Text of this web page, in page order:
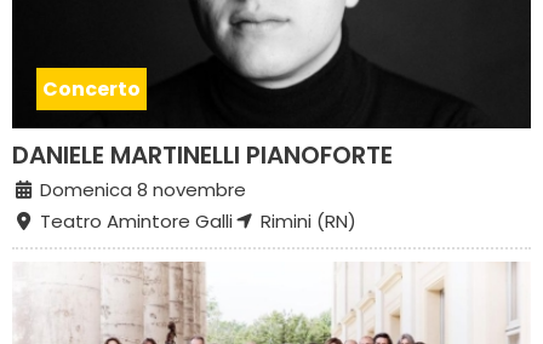
Concerto
DANIELE MARTINELLI PIANOFORTE
Domenica 8 novembre
Teatro Amintore Galli
Rimini (RN)